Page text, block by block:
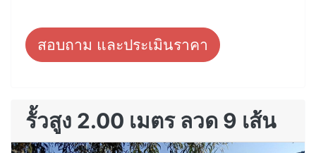
สอบถาม และประเมินราคา
รั้วสูง 2.00 เมตร ลวด 9 เส้น